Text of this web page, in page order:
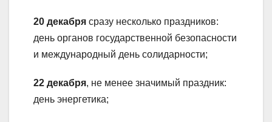
20 декабря сразу несколько праздников:
день органов государственной безопасности
и международный день солидарности;
22 декабря, не менее значимый праздник:
день энергетика;